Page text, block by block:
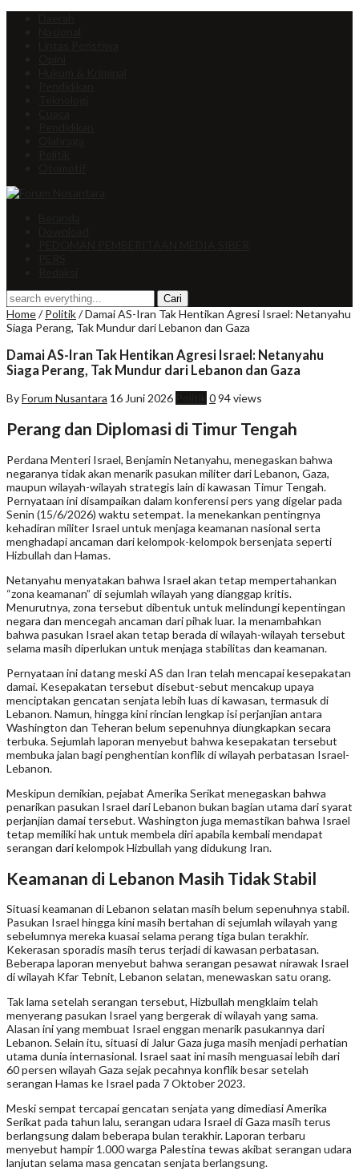
Home/Politik/Damai AS-Iran Tak Hentikan Agresi Israel: Netanyahu
Siaga Perang, Tak Mundur dari Lebanon dan Gaza
Damai AS-Iran Tak Hentikan Agresi Israel: Netanyahu
Siaga Perang, Tak Mundur dari Lebanon dan Gaza
ByForum Nusantara 16 Juni 2026 094 views
Perang dan Diplomasi di Timur Tengah
Perdana Menteri Israel, Benjamin Netanyahu, menegaskan bahwa
negaranya tidak akan menarik pasukan militer dari Lebanon, Gaza,
maupun wilayah-wilayah strategis lain di kawasan Timur Tengah.
Pernyataan ini disampaikan dalam konferensi pers yang digelar pada
Senin (15/6/2026) waktu setempat. Ia menekankan pentingnya
kehadiran militer Israel untuk menjaga keamanan nasional serta
menghadapi ancaman dari kelompok-kelompok bersenjata seperti
Hizbullah dan Hamas.
Netanyahu menyatakan bahwa Israel akan tetap mempertahankan
“zona keamanan” di sejumlah wilayah yang dianggap kritis.
Menurutnya, zona tersebut dibentuk untuk melindungi kepentingan
negara dan mencegah ancaman dari pihak luar. Ia menambahkan
bahwa pasukan Israel akan tetap berada di wilayah-wilayah tersebut
selama masih diperlukan untuk menjaga stabilitas dan keamanan.
Pernyataan ini datang meski AS dan Iran telah mencapai kesepakatan
damai. Kesepakatan tersebut disebut-sebut mencakup upaya
menciptakan gencatan senjata lebih luas di kawasan, termasuk di
Lebanon. Namun, hingga kini rincian lengkap isi perjanjian antara
Washington dan Teheran belum sepenuhnya diungkapkan secara
terbuka. Sejumlah laporan menyebut bahwa kesepakatan tersebut
membuka jalan bagi penghentian konflik di wilayah perbatasan Israel-
Lebanon.
Meskipun demikian, pejabat Amerika Serikat menegaskan bahwa
penarikan pasukan Israel dari Lebanon bukan bagian utama dari syarat
perjanjian damai tersebut. Washington juga memastikan bahwa Israel
tetap memiliki hak untuk membela diri apabila kembali mendapat
serangan dari kelompok Hizbullah yang didukung Iran.
Keamanan di Lebanon Masih Tidak Stabil
Situasi keamanan di Lebanon selatan masih belum sepenuhnya stabil.
Pasukan Israel hingga kini masih bertahan di sejumlah wilayah yang
sebelumnya mereka kuasai selama perang tiga bulan terakhir.
Kekerasan sporadis masih terus terjadi di kawasan perbatasan.
Beberapa laporan menyebut bahwa serangan pesawat nirawak Israel
di wilayah Kfar Tebnit, Lebanon selatan, menewaskan satu orang.
Tak lama setelah serangan tersebut, Hizbullah mengklaim telah
menyerang pasukan Israel yang bergerak di wilayah yang sama.
Alasan ini yang membuat Israel enggan menarik pasukannya dari
Lebanon. Selain itu, situasi di Jalur Gaza juga masih menjadi perhatian
utama dunia internasional. Israel saat ini masih menguasai lebih dari
60 persen wilayah Gaza sejak pecahnya konflik besar setelah
serangan Hamas ke Israel pada 7 Oktober 2023.
Meski sempat tercapai gencatan senjata yang dimediasi Amerika
Serikat pada tahun lalu, serangan udara Israel di Gaza masih terus
berlangsung dalam beberapa bulan terakhir. Laporan terbaru
menyebut hampir 1.000 warga Palestina tewas akibat serangan udara
lanjutan selama masa gencatan senjata berlangsung.